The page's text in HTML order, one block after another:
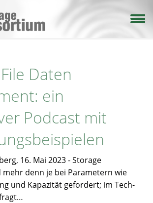
Daten
ein
Podcast mit
16. Mai 2023 - Storage
mehr denn je bei Parametern wie
und Kapazität gefordert; im Tech-